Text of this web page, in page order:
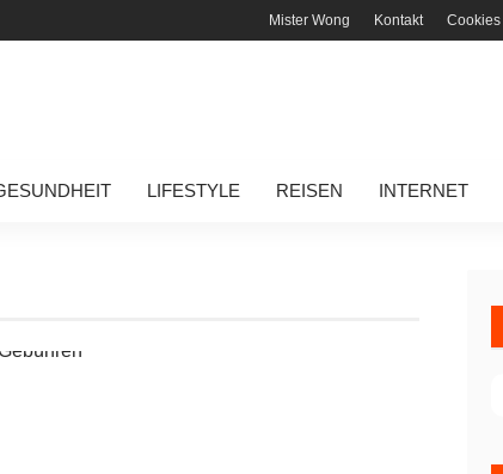
Mister Wong Kontakt Cookies
LIFESTYLE REISEN INTERNET